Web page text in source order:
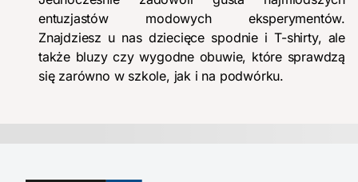
entuzjastów modowych eksperymentów.
Znajdziesz u nas dziecięce spodnie i T-shirty, ale
także bluzy czy wygodne obuwie, które sprawdzą
się zarówno w szkole, jak i na podwórku.